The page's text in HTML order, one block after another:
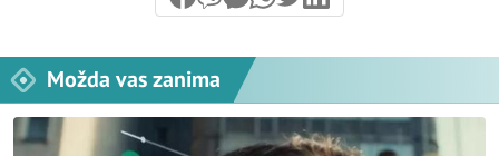
Možda vas zanima